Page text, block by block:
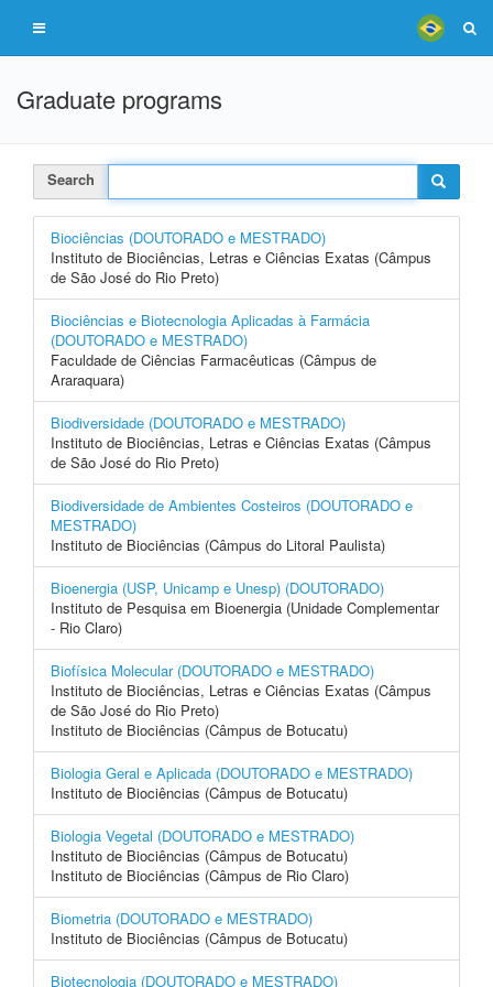
Graduate programs
Search
Biociências (DOUTORADO e MESTRADO)
Instituto de Biociências, Letras e Ciências Exatas (Câmpus
de São José do Rio Preto)
Biociências e Biotecnologia Aplicadas à Farmácia
(DOUTORADO e MESTRADO)
Faculdade de Ciências Farmacêuticas (Câmpus de
Araraquara)
Biodiversidade (DOUTORADO e MESTRADO)
Instituto de Biociências, Letras e Ciências Exatas (Câmpus
de São José do Rio Preto)
Biodiversidade de Ambientes Costeiros (DOUTORADO e
MESTRADO)
Instituto de Biociências (Câmpus do Litoral Paulista)
Bioenergia (USP, Unicamp e Unesp) (DOUTORADO)
Instituto de Pesquisa em Bioenergia (Unidade Complementar
- Rio Claro)
Biofísica Molecular (DOUTORADO e MESTRADO)
Instituto de Biociências, Letras e Ciências Exatas (Câmpus
de São José do Rio Preto)
Instituto de Biociências (Câmpus de Botucatu)
Biologia Geral e Aplicada (DOUTORADO e MESTRADO)
Instituto de Biociências (Câmpus de Botucatu)
Biologia Vegetal (DOUTORADO e MESTRADO)
Instituto de Biociências (Câmpus de Botucatu)
Instituto de Biociências (Câmpus de Rio Claro)
Biometria (DOUTORADO e MESTRADO)
Instituto de Biociências (Câmpus de Botucatu)
Biotecnologia (DOUTORADO e MESTRADO)